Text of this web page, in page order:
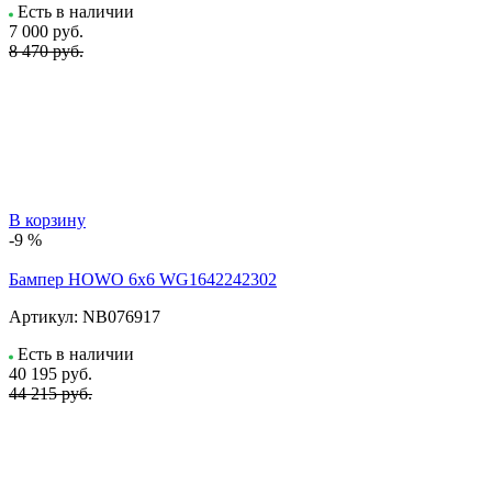
Есть в наличии
7 000 руб.
8 470 руб.
В корзину
-9 %
Бампер HOWO 6х6 WG1642242302
Артикул: NB076917
Есть в наличии
40 195 руб.
44 215 руб.